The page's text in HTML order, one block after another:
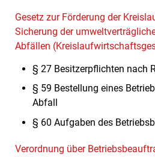
Gesetz zur Förderung der
Sicherung der
Abfällen
§ 27 Besitzerpflichten nach
§ 59 Bestellung eines
Abfall
§ 60 Aufgaben des
Verordnung über